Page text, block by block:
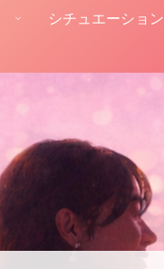
シチュエーション